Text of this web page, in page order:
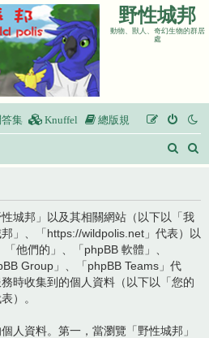
野性城邦
動物、獸人、奇幻生物的群居
處
答集 Knuffel 總版規
搜
城邦」以及其相關網站（以下以「我
」、「https://wildpolis.net」代表）以
他們的」、「phpBB 軟體」、
Group」、「phpBB Teams」代
時收集到的個人資料（以下以「您的
）。
人資料。第一，當瀏覽「野性城邦」